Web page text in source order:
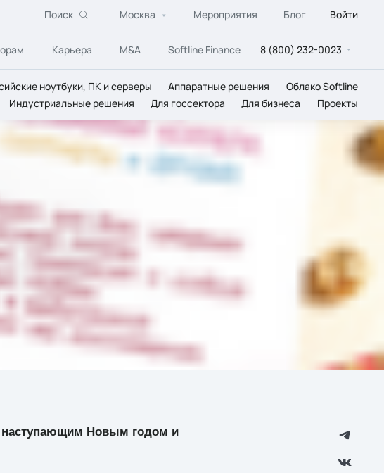
Поиск Москва Мероприятия Блог Войти
Карьера M&A Softline Finance 8 (800) 232-0023
ноутбуки, ПК и серверы Аппаратные решения
Облако Softline
Индустриальные решения Для госсектора Для бизнеса Проекты
наступающим Новым годом и